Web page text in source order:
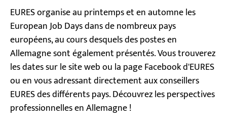
EURES organise au printemps et en automne les
European Job Days dans de nombreux pays
européens, au cours desquels des postes en
Allemagne sont également présentés. Vous trouverez
les dates sur le site web ou la page Facebook d'EURES
ou en vous adressant directement aux conseillers
EURES des différents pays. Découvrez les perspectives
professionnelles en Allemagne !